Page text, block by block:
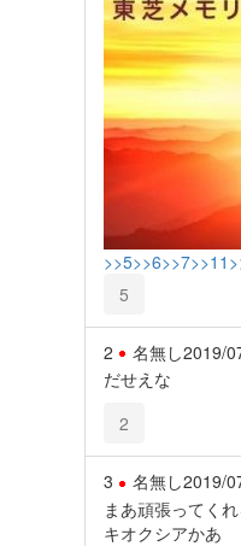
>>5>>6>>7>>11
5
2 名無し2019/
だせえな
2
3 名無し2019/
まあ頑張ってく
キオクシアかあ